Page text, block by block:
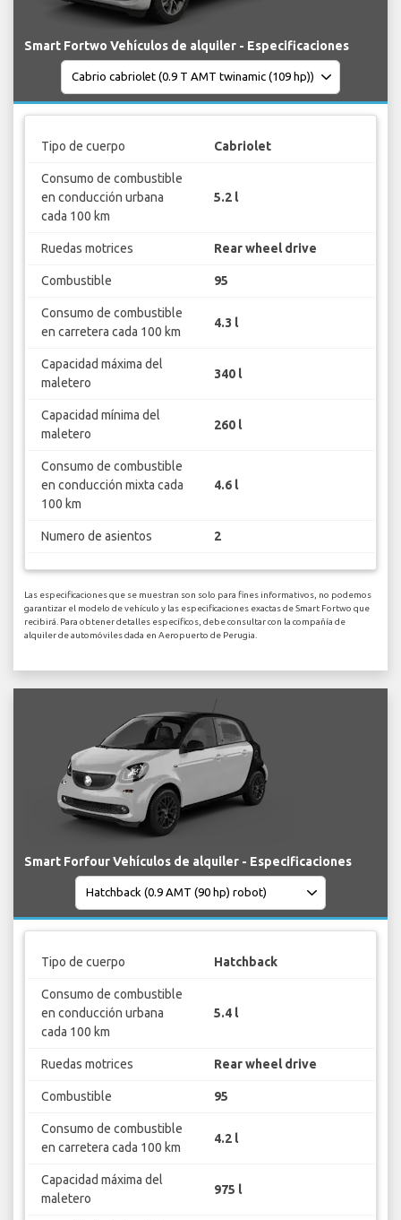
Smart Fortwo Vehículos de alquiler - Especificaciones
Tipo de cuerpo Cabriolet
Consumo de combustible
en conducción urbana
cada 100 km
5.2 l
Ruedas motrices Rear wheel drive
Combustible 95
Consumo de combustible
en carretera cada 100 km
4.3 l
Capacidad máxima del
maletero
340 l
Capacidad mínima del
maletero
260 l
Consumo de combustible
en conducción mixta cada
100 km
4.6 l
Numero de asientos 2
Las especificaciones que se muestran son solo para fines informativos, no podemos
garantizar el modelo de vehículo y las especificaciones exactas de Smart Fortwo que
recibirá. Para obtener detalles específicos, debe consultar con la compañía de
alquiler de automóviles dada en Aeropuerto de Perugia.
Smart Forfour Vehículos de alquiler - Especificaciones
Tipo de cuerpo Hatchback
Consumo de combustible
en conducción urbana
cada 100 km
5.4 l
Ruedas motrices Rear wheel drive
Combustible 95
Consumo de combustible
en carretera cada 100 km
4.2 l
Capacidad máxima del
maletero
975 l